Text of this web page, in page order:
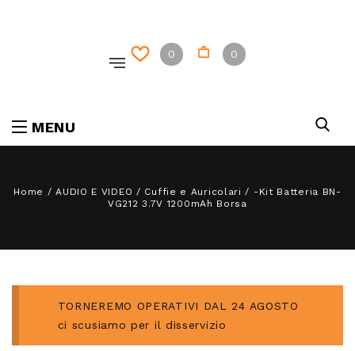
0 0
MENU
Home /AUDIO E VIDEO / Cuffie e Auricolari / -Kit Batteria BN-
VG212 3.7V 1200mAh Borsa
TORNEREMO OPERATIVI DAL 24 AGOSTO
ci scusiamo per il disservizio